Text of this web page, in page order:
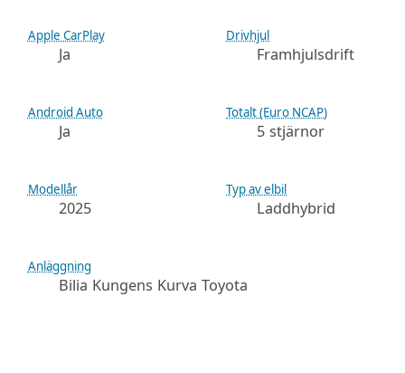
Apple CarPlay
Ja
Drivhjul
Framhjulsdrift
Android Auto
Ja
Totalt (Euro NCAP)
5 stjärnor
Modellår
2025
Typ av elbil
Laddhybrid
Anläggning
Bilia Kungens Kurva Toyota